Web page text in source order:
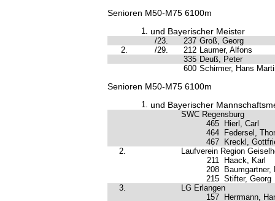
Senioren M50-M75 6100m
1. und Bayerischer Meister
/23. 237 Groß, Georg
2.
/29. 212 Laumer, Alfons
335 Deuß, Peter
600 Schirmer, Hans
Senioren M50-M75 6100m
1. und Bayerischer
SWC Regensburg
465
Hierl, Carl
464
Federsel,
467
Kreckl,
2.
Laufverein Region
211
Haack, Karl
208
Baumgartner,
215 Stifter, Georg
3.
LG Erlangen
157
Herrmann,